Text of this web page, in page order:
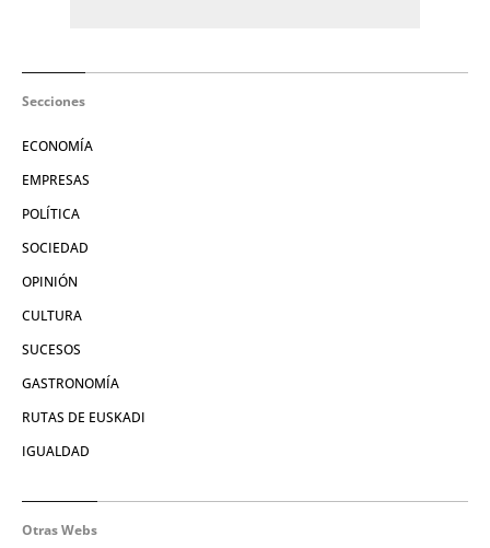
Secciones
ECONOMÍA
EMPRESAS
POLÍTICA
SOCIEDAD
OPINIÓN
CULTURA
SUCESOS
GASTRONOMÍA
RUTAS DE EUSKADI
IGUALDAD
Otras Webs